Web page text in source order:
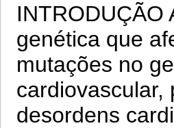
genética que
mutações no
cardiovascular,
desordens